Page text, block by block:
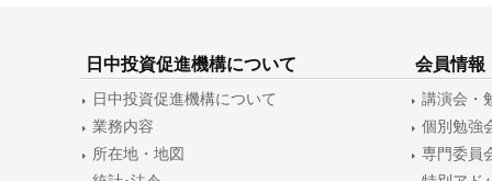
日中投資促進機構について
日中投資促進機構について
業務内容
所在地・地図
会員情報
講演会・
個別勉強
専門委員